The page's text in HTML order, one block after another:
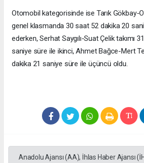
Otomobil kategorisinde ise Tarık Gökbay-
genel klasmanda 30 saat 52 dakika 20
ederken, Serhat Saygılı-Suat Çelik takımı
saniye süre ile ikinci, Ahmet Bağce-Mert
dakika 21 saniye süre ile üçüncü oldu.
Anadolu Ajansı (AA), İhlas Haber Ajansı